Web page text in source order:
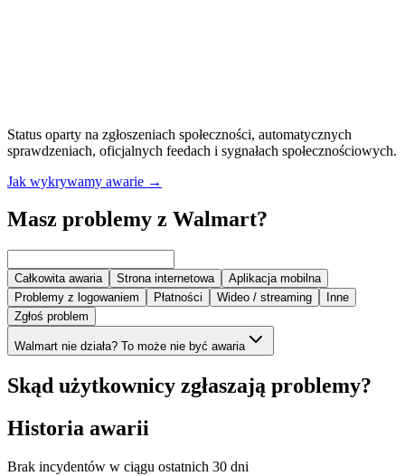
Status oparty na zgłoszeniach społeczności, automatycznych
sprawdzeniach, oficjalnych feedach i sygnałach społecznościowych.
Jak wykrywamy awarie →
Masz problemy z Walmart?
Całkowita awaria Strona internetowa
Aplikacja mobilna
Problemy z logowaniem
Płatności Wideo / streaming
Inne
Zgłoś problem
Walmart nie działa? To może nie być awaria
Skąd użytkownicy zgłaszają problemy?
Historia awarii
Brak incydentów w ciągu ostatnich 30 dni